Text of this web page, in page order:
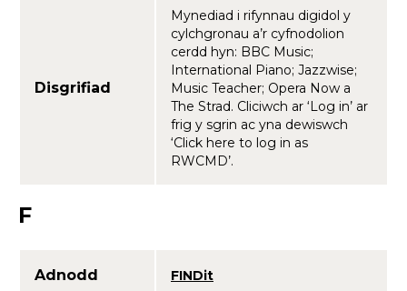
Disgrifiad
Mynediad i rifynnau digidol y
cylchgronau a’r cyfnodolion
cerdd hyn: BBC Music;
International Piano; Jazzwise;
Music Teacher; Opera Now a
The Strad. Cliciwch ar ‘Log in’ ar
frig y sgrin ac yna dewiswch
‘Click here to log in as
RWCMD’.
F
Adnodd FINDit